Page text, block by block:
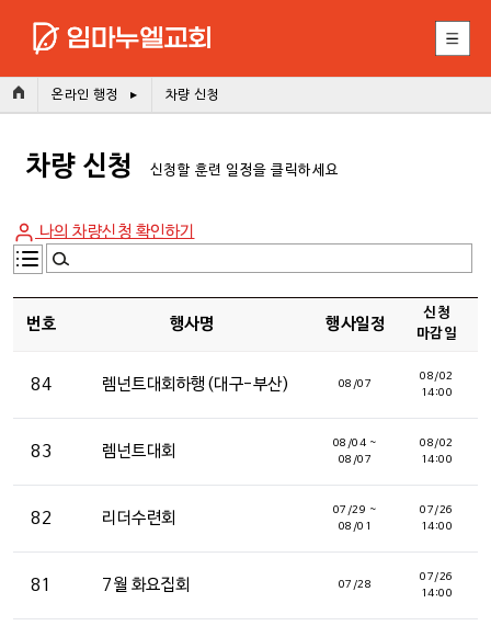
온라인 행정 차량 신청
차량 신청 신청할 훈련 일정을 클릭하세요
나의 차량신청 확인하기
번호 행사명 행사일정
신청
마감일
84 렘넌트대회하행(대구-부산) 08/07
08/02
14:00
83 렘넌트대회
08/04 ~
08/07
08/02
14:00
82 리더수련회
07/29 ~
08/01
07/26
14:00
81 7월 화요집회 07/28
07/26
14:00
(Esc)